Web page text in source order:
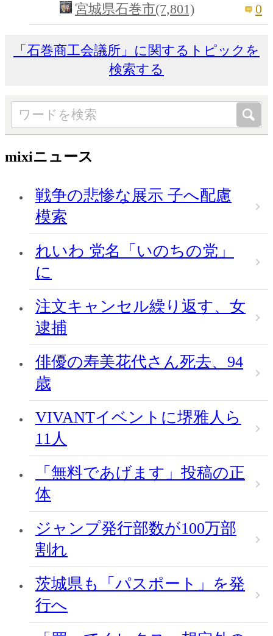
宮城県石巻市(7,801) 0
「石巻商工会議所」に関するトピックを
検索する
mixiニュース
戦争の悲惨な展示 子へ配慮
模索
れいわ 党名「いのちの党」
に
注文キャンセル繰り返す、女
逮捕
俳優の寿美花代さん死去、94
歳
VIVANTイベントに堺雅人ら
11人
「無料であげます」投稿の正
体
ジャンプ発行部数が100万部
割れ
茨城県も「パスポート」を発
行へ